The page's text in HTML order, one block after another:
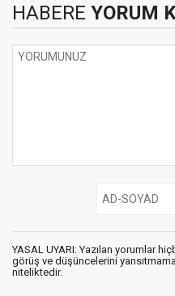
HABERE YORUM
YASAL UYARI: Yazılan yorumlar
görüş ve düşüncelerini
niteliktedir.